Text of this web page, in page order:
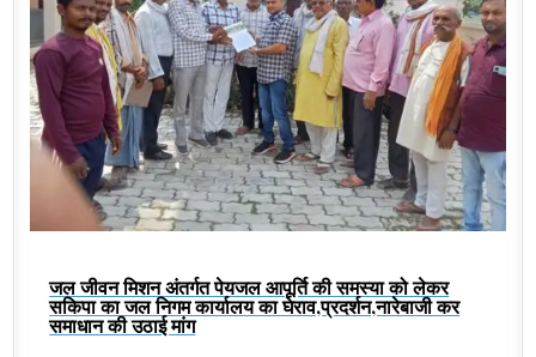
जल जीवन मिशन अंतर्गत पेयजल आपूर्ति की समस्या को लेकर
सकिपा का जल निगम कार्यालय का घेराव,प्रदर्शन,नारेबाजी कर
समाधान की उठाई मांग